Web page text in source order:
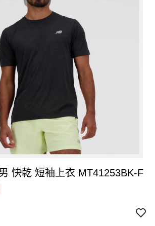
快乾 短袖上衣 MT41253BK-F